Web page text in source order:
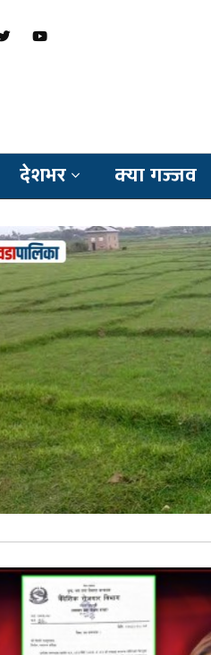
देशभर क्या गज्जव